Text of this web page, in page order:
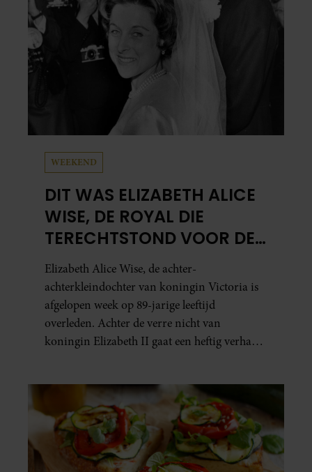
WEEKEND
DIT WAS ELIZABETH ALICE
WISE, DE ROYAL DIE
TERECHTSTOND VOOR DE
DOOD VAN HAAR BABY
Elizabeth Alice Wise, de achter-
achterkleindochter van koningin Victoria is
afgelopen week op 89-jarige leeftijd
overleden. Achter de verre nicht van
koningin Elizabeth II gaat een heftig verhaal